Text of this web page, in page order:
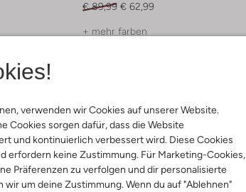
verwenden wir Cookies auf unserer Website.
Cookies sorgen dafür, dass die Website
und kontinuierlich verbessert wird. Diese Cookies
erfordern keine Zustimmung. Für Marketing-Cookies,
Präferenzen zu verfolgen und dir personalisierte
um deine Zustimmung. Wenn du auf "Ablehnen"
€ 89,99 € 62,99
+ mehr farben